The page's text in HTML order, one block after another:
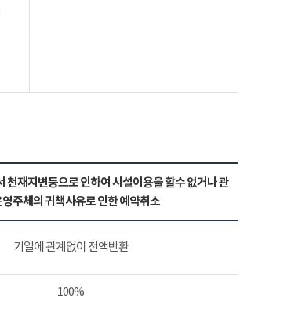
천재지변등으로 인하여 시설이용을 할수 없거나 관
영주체의 귀책사유로 인한 예약취소
기일에 관계없이 전액반환
100%